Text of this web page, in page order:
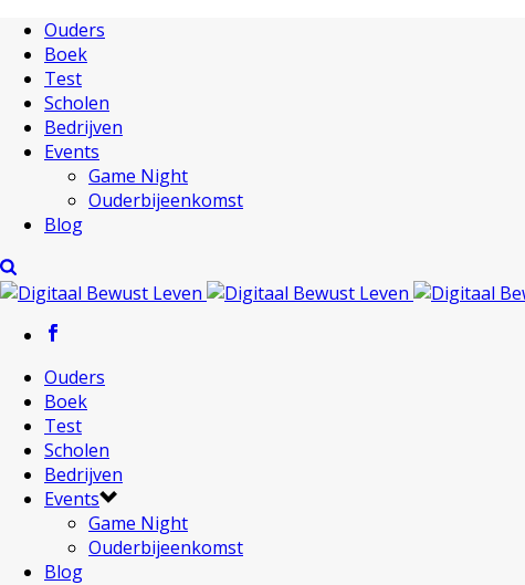
Ouders
Boek
Test
Scholen
Bedrijven
Events
Game Night
Ouderbijeenkomst
Blog
Ouders
Boek
Test
Scholen
Bedrijven
Events
Game Night
Ouderbijeenkomst
Blog